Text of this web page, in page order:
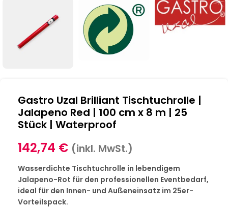
Gastro Uzal Brilliant Tischtuchrolle |
Jalapeno Red | 100 cm x 8 m | 25
Stück | Waterproof
142,74 € (inkl. MwSt.)
Wasserdichte Tischtuchrolle in lebendigem
Jalapeno-Rot für den professionellen Eventbedarf,
ideal für den Innen- und Außeneinsatz im 25er-
Vorteilspack.